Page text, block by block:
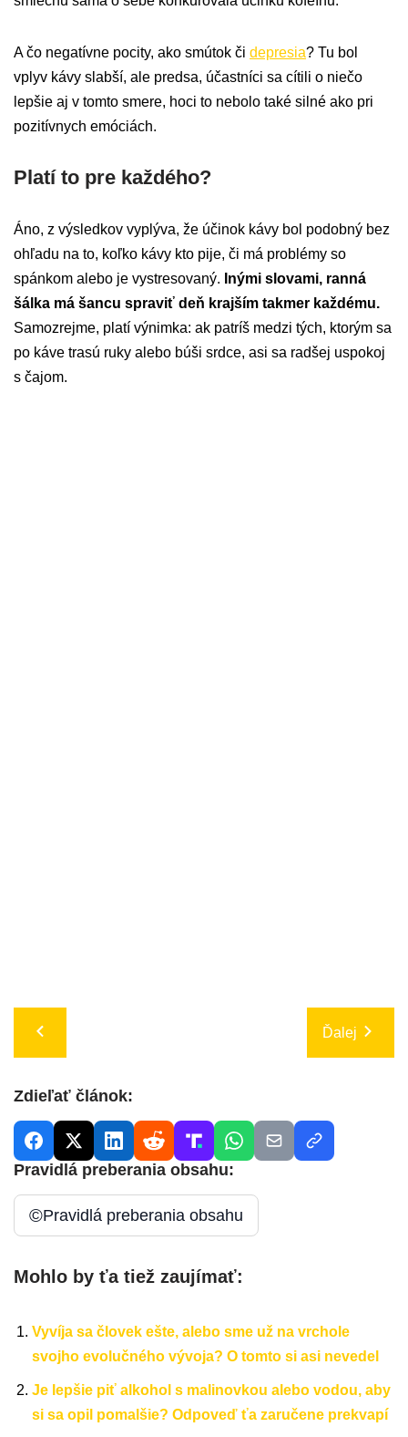
A čo negatívne pocity, ako smútok či depresia? Tu bol
vplyv kávy slabší, ale predsa, účastníci sa cítili o niečo
lepšie aj v tomto smere, hoci to nebolo také silné ako pri
pozitívnych emóciách.
Platí to pre každého?
Áno, z výsledkov vyplýva, že účinok kávy bol podobný bez
ohľadu na to, koľko kávy kto pije, či má problémy so
spánkom alebo je vystresovaný. Inými slovami, ranná
šálka má šancu spraviť deň krajším takmer každému.
Samozrejme, platí výnimka: ak patríš medzi tých, ktorým sa
po káve trasú ruky alebo búši srdce, asi sa radšej uspokoj
s čajom.
Ďalej
Zdieľať článok:
Pravidlá preberania obsahu:
©Pravidlá preberania obsahu
Mohlo by ťa tiež zaujímať:
Vyvíja sa človek ešte, alebo sme už na vrchole
svojho evolučného vývoja? O tomto si asi nevedel
Je lepšie piť alkohol s malinovkou alebo vodou, aby
si sa opil pomalšie? Odpoveď ťa zaručene prekvapí